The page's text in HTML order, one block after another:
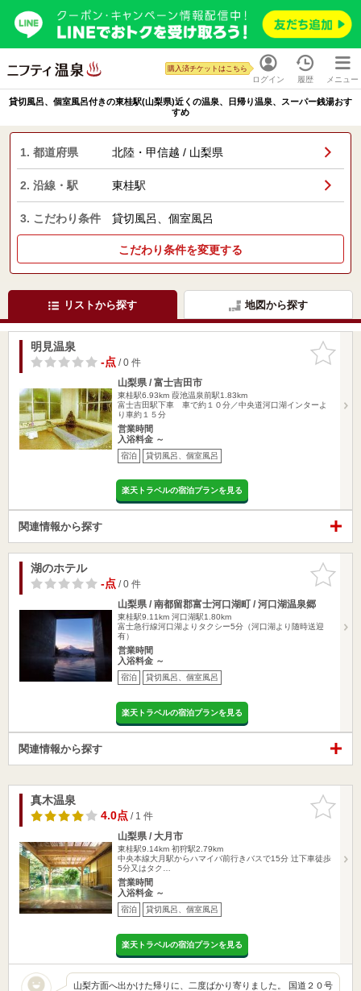
ログイン
購入済チケットはこちら
履歴 メニュー
貸切風呂、個室風呂付きの東桂駅(山梨県)近くの温泉、日帰り温泉、スーパー銭湯おす
すめ
1. 都道府県 北陸・甲信越 / 山梨県
2. 沿線・駅 東桂駅
3. こだわり条件 貸切風呂、個室風呂
こだわり条件を変更する
リストから探す 地図から探す
お気に入
りに追加
明見温泉
-点/ 0 件
山梨県 / 富士吉田市
東桂駅6.93km 葭池温泉前駅1.83km
富士吉田駅下車 車で約１０分／中央道河口湖インターよ
り車約１５分
営業時間
入浴料金 ～
宿泊 貸切風呂、個室風呂
楽天トラベルの宿泊プランを見る
関連情報から探す
お気に入
りに追加
湖のホテル
-点/ 0 件
山梨県 / 南都留郡富士河口湖町 / 河口湖温泉郷
東桂駅9.11km 河口湖駅1.80km
富士急行線河口湖よりタクシー5分（河口湖より随時送迎
有）
営業時間
入浴料金 ～
宿泊 貸切風呂、個室風呂
楽天トラベルの宿泊プランを見る
関連情報から探す
お気に入
りに追加
真木温泉
4.0点/ 1 件
山梨県 / 大月市
東桂駅9.14km 初狩駅2.79km
中央本線大月駅からハマイバ前行きバスで15分 辻下車徒歩
5分又はタク…
営業時間
入浴料金 ～
宿泊 貸切風呂、個室風呂
楽天トラベルの宿泊プランを見る
山梨方面へ出かけた帰りに、二度ばかり寄りました。 国道２０号